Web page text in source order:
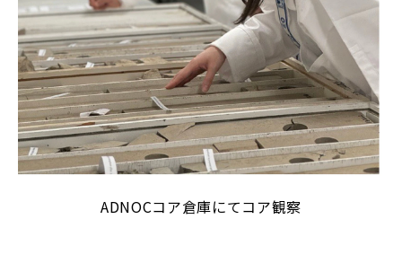
ADNOCコア倉庫にてコア観察